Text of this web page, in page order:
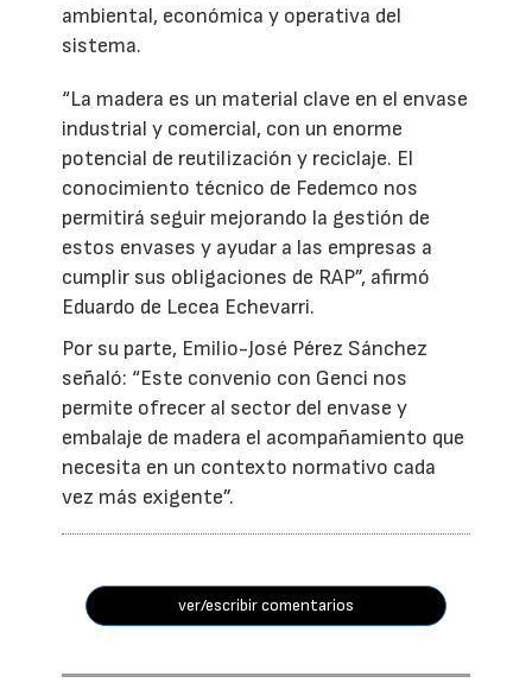
ambiental, económica y operativa del
sistema.
“La madera es un material clave en el envase
industrial y comercial, con un enorme
potencial de reutilización y reciclaje. El
conocimiento técnico de Fedemco nos
permitirá seguir mejorando la gestión de
estos envases y ayudar a las empresas a
cumplir sus obligaciones de RAP”, afirmó
Eduardo de Lecea Echevarri.
Por su parte, Emilio-José Pérez Sánchez
señaló: “Este convenio con Genci nos
permite ofrecer al sector del envase y
embalaje de madera el acompañamiento que
necesita en un contexto normativo cada
vez más exigente”.
ver/escribir comentarios